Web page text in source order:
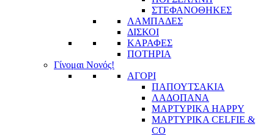
ΣΤΕΦΑΝΟΘΗΚΕΣ
ΛΑΜΠΑΔΕΣ
ΔΙΣΚΟΙ
ΚΑΡΑΦΕΣ
ΠΟΤΗΡΙΑ
Γίνομαι Νονός!
ΑΓΟΡΙ
ΠΑΠΟΥΤΣΑΚΙΑ
ΛΑΔΟΠΑΝΑ
ΜΑΡΤΥΡΙΚΑ HAPPY
ΜΑΡΤΥΡΙΚΑ CELFIE &
CO